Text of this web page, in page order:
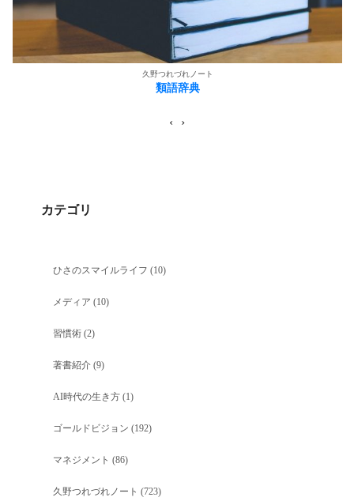
久野つれづれノート
類語辞典
‹ ›
カテゴリ
ひさのスマイルライフ (10)
メディア (10)
習慣術(2)
著書紹介(9)
AI時代の生き方(1)
ゴールドビジョン (192)
マネジメント (86)
久野つれづれノート (723)